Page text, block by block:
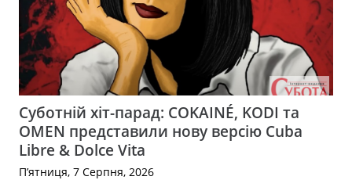
Суботній хіт-парад: COKAINÉ, KODI та
OMEN представили нову версію Cuba
Libre & Dolce Vita
П’ятниця, 7 Серпня, 2026